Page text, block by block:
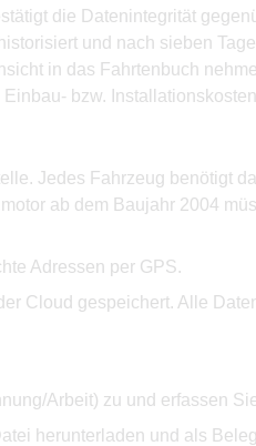
die Datenintegrität
und nach sieben
in das Fahrtenbuch
bzw.
Jedes Fahrzeug benötigt
ab dem Baujahr 2004
Adressen per GPS.
Cloud gespeichert. Alle
Arbeit) zu und erfassen
herunterladen und als